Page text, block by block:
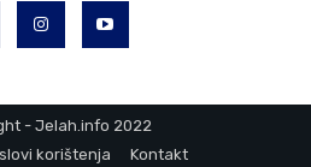
- Jelah.info 2022
korištenja Kontakt